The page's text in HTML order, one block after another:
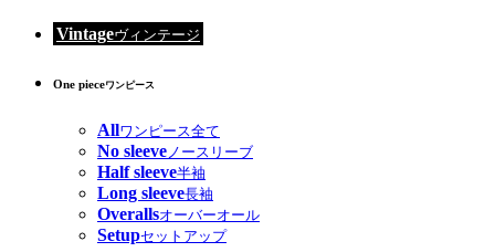
Vintageヴィンテージ
One pieceワンピース
Allワンピース全て
No sleeve ノースリーブ
Half sleeve半袖
Long sleeve長袖
Overallsオーバーオール
Setupセットアップ